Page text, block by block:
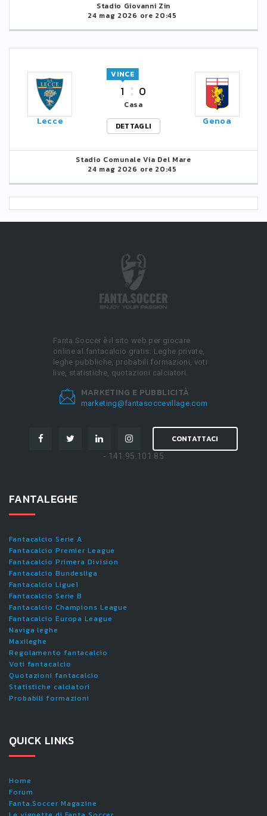
Stadio Giovanni Zin
24 mag 2026 ore 20:45
Lecce
1
VINCE
0
Casa
DETTAGLI
Genoa
Stadio Comunale Via Del Mare
24 mag 2026 ore 20:45
Fanta.Soccer è il sito web per giocare
online al fantacalcio gratis. Leghe private,
leghe pubbliche, probabili formazioni, voti
live, statistiche, quotazioni calciatori.
MARKETING E PUBBLICITÀ
marketing@fantasoccevillage.com
CONTATTACI
- 141.95.101.85
FANTALEGHE
Fantacalcio Serie A
Fantacalcio Premier League
Fantacalcio Primera Division
Fantacalcio Bundesliga
Fantacalcio Ligue1
Fantacalcio Serie B
Fantacalcio Champions League
Fantacalcio Europa League
Naviga leghe
Maxileghe
Regolamento fantacalcio
Voti fantacalcio
Quotazioni fantacalcio
Statistiche calciatori
Probabili formazioni
QUICK LINKS
Home
Forum
Fanta.Soccer Magazine